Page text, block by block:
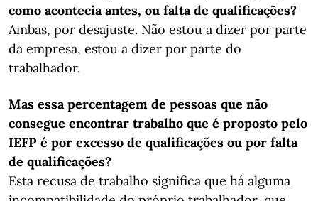
como acontecia antes, ou falta de qualificações?
Ambas, por desajuste. Não estou a dizer por parte
da empresa, estou a dizer por parte do
trabalhador.
Mas essa percentagem de pessoas que não
consegue encontrar trabalho que é proposto pelo
IEFP é por excesso de qualificações ou por falta
de qualificações?
Esta recusa de trabalho significa que há alguma